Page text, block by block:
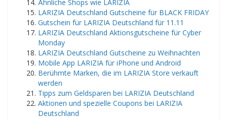
Ähnliche Shops wie LARIZIA
LARIZIA Deutschland Gutscheine für BLACK FRIDAY
Gutschein für LARIZIA Deutschland für 11.11
LARIZIA Deutschland Aktionsgutscheine für Cyber ​​
Monday
LARIZIA Deutschland Gutscheine zu Weihnachten
Mobile App LARIZIA für iPhone und Android
Berühmte Marken, die im LARIZIA Store verkauft
werden
Tipps zum Geldsparen bei LARIZIA Deutschland
Aktionen und spezielle Coupons bei LARIZIA
Deutschland